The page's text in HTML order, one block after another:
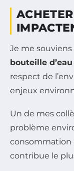
Je me
bouteille
respect de
enjeux
Un de mes
problème
consommation
contribue le